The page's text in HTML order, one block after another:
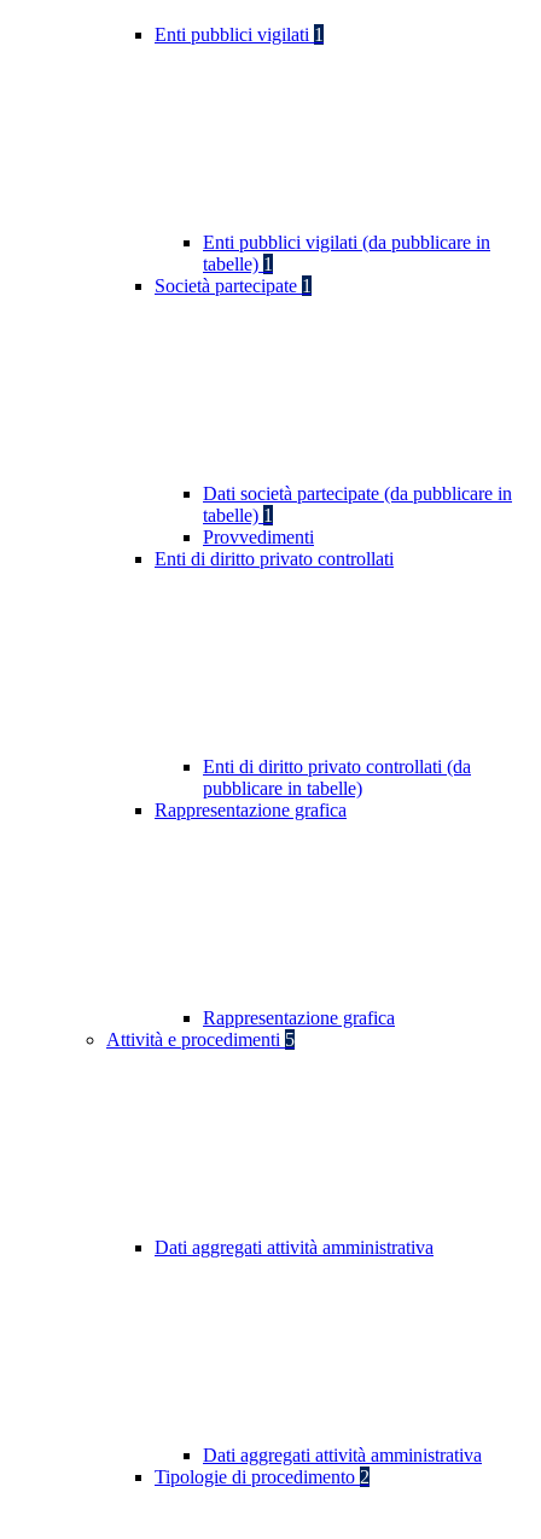
Enti pubblici vigilati 1
Enti pubblici vigilati (da pubblicare in
tabelle) 1
Società partecipate 1
Dati società partecipate (da pubblicare in
tabelle) 1
Provvedimenti
Enti di diritto privato controllati
Enti di diritto privato controllati (da
pubblicare in tabelle)
Rappresentazione grafica
Rappresentazione grafica
Attività e procedimenti 5
Dati aggregati attività amministrativa
Dati aggregati attività amministrativa
Tipologie di procedimento 2